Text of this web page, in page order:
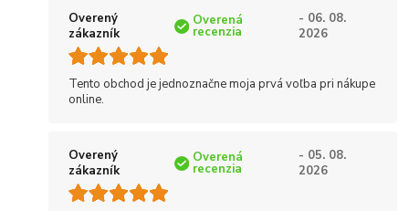
Overený
zákazník
Overená
recenzia
- 06. 08.
2026
Tento obchod je jednoznačne moja prvá voľba pri nákupe
online.
Overený
zákazník
Overená
recenzia
- 05. 08.
2026